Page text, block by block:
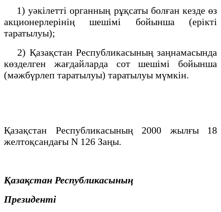
1) уәкiлеттi органның рұқсаты болған кезде өз
акционерлерiнiң шешiмi бойынша (ерікті
таратылуы);
2) Қазақстан Республикасының заңнамасында
көзделген жағдайларда сот шешiмi бойынша
(мәжбүрлеп таратылуы) таратылуы мүмкiн.
Қазақстан Республикасының 2000 жылғы 18
желтоқсандағы N 126 Заңы.
Қазақстан Республикасының
Президенті